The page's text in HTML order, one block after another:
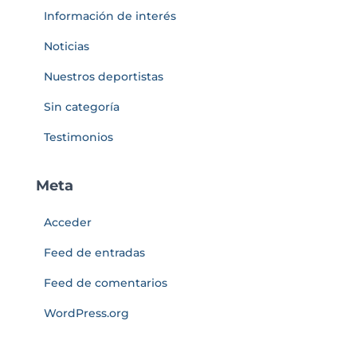
Información de interés
Noticias
Nuestros deportistas
Sin categoría
Testimonios
Meta
Acceder
Feed de entradas
Feed de comentarios
WordPress.org